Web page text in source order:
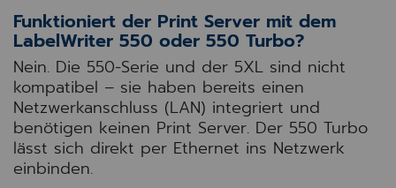
Funktioniert der Print Server mit dem
LabelWriter 550 oder 550 Turbo?
Nein. Die 550-Serie und der 5XL sind nicht
kompatibel – sie haben bereits einen
Netzwerkanschluss (LAN) integriert und
benötigen keinen Print Server. Der 550 Turbo
lässt sich direkt per Ethernet ins Netzwerk
einbinden.